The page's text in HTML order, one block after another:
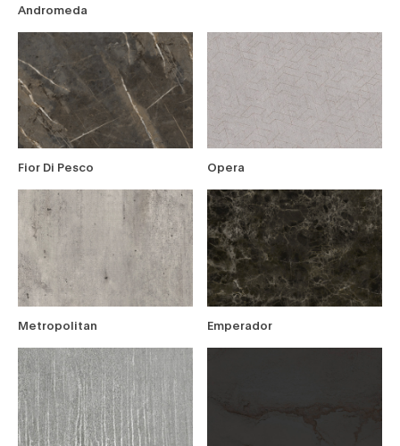
Andromeda
Fior Di Pesco Opera
Metropolitan Emperador